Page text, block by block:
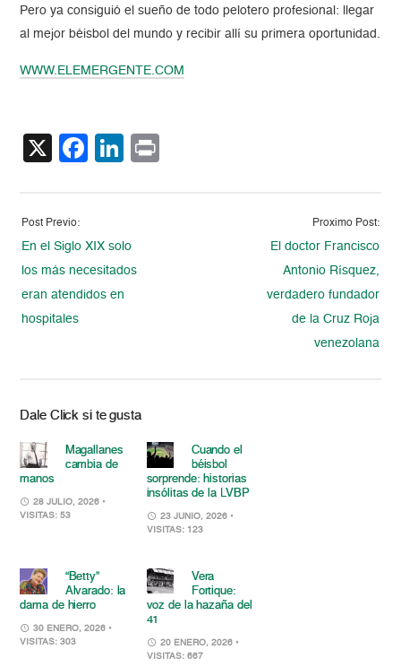
Pero ya consiguió el sueño de todo pelotero profesional: llegar
al mejor béisbol del mundo y recibir allí su primera oportunidad.
WWW.ELEMERGENTE.COM
X Facebook
LinkedIn
Post Previo:
En el Siglo XIX solo
los más necesitados
eran atendidos en
hospitales
Proximo Post:
El doctor Francisco
Antonio Rísquez,
verdadero fundador
de la Cruz Roja
venezolana
Dale Click si te gusta
Magallanes
cambia de
manos
28 JULIO, 2026 •
VISITAS: 53
Cuando el
béisbol
sorprende: historias
insólitas de la LVBP
23 JUNIO, 2026 •
VISITAS: 123
“Betty”
Alvarado: la
dama de hierro
30 ENERO, 2026 •
VISITAS: 303
Vera
Fortique:
voz de la hazaña del
41
20 ENERO, 2026 •
VISITAS: 667